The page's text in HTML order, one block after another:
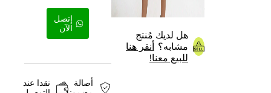
هل لديك مُنتج
مشابه؟
أنقر هنا
للبيع معنا!
إتصل
الآن
أصالة
نقدا عند